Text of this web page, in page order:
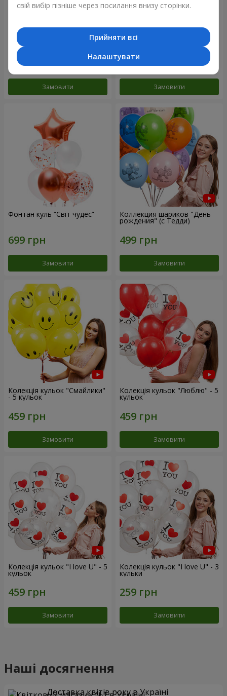
Мікс гелієвих кульок
"Привітання!"
Замовити
Колекція кульок "Веселий
Замовити
Фонтан куль “Світ чудес”
Замовити
Коллекция шариков "День
рождения" (с Тедди)
Замовити
Колекція кульок "Смайлики"
- 5 кульок
Замовити
Колекція кульок "Люблю" - 5
кульок
Замовити
Колекція кульок "I love U" - 5
кульок
Замовити
Колекція кульок "I love U" - 3
кульки
Замовити
Наші досягнення
Доставка квітів року в Україні
свій вибір пізніше через посилання внизу сторінки.
Прийняти всі
Налаштувати